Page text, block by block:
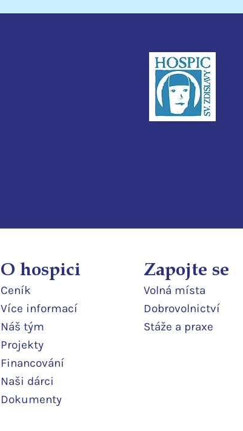
O hospici
Ceník
Více informací
Náš tým
Projekty
Financování
Naši dárci
Dokumenty
Zapojte se
Volná místa
Dobrovolnictví
Stáže a praxe